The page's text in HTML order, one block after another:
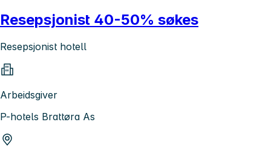
Resepsjonist 40-50% søkes
Resepsjonist hotell
Arbeidsgiver
P-hotels Brattøra As